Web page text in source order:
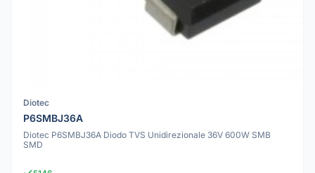
Diotec
P6SMBJ36A
Diotec P6SMBJ36A Diodo TVS Unidirezionale 36V 600W SMB
SMD